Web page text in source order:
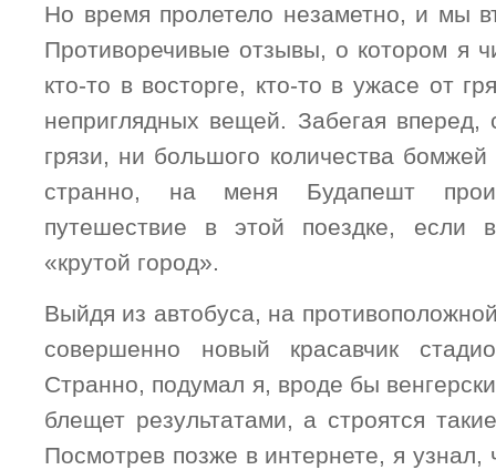
Но время пролетело незаметно, и мы
Противоречивые отзывы, о котором я
кто-то в восторге, кто-то в ужасе от
неприглядных вещей. Забегая вперед,
грязи, ни большого количества
странно, на меня Будапешт
путешествие в этой поездке, если
«крутой город».
Выйдя из автобуса, на
совершенно новый красавчик
Странно, подумал я, вроде бы
блещет результатами, а строятся
Посмотрев позже в интернете, я узнал,